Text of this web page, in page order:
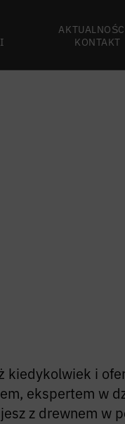
KONTAKT
kiedykolwiek i
ekspertem w
z drewnem w